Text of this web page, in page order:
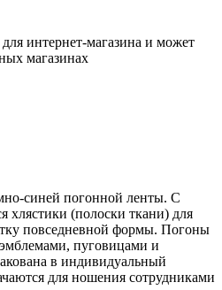
интернет-магазина и может
магазинах
синей погонной ленты. С
хлястики (полоски ткани) для
повседневной формы. Погоны
пуговицами и
в индивидуальный
для ношения сотрудниками